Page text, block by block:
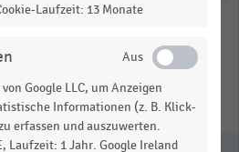
Statistik
Laufzeit: 13 Monate
Google LLC, um Anzeigen
Informationen (z. B. Klick-
erfassen und auszuwerten.
Laufzeit: 1 Jahr. Google Ireland